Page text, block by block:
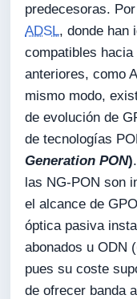
predecesoras.
ADSL, donde han
compatibles
anteriores, como
mismo modo,
de evolución de
de tecnologías
Generation PON)
las NG-PON son
el alcance de
óptica pasiva
abonados u ODN (
pues su coste
de ofrecer banda